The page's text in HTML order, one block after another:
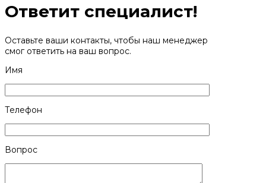
Ответит специалист!
Оставьте ваши контакты, чтобы наш менеджер
смог ответить на ваш вопрос.
Имя
Телефон
Вопрос